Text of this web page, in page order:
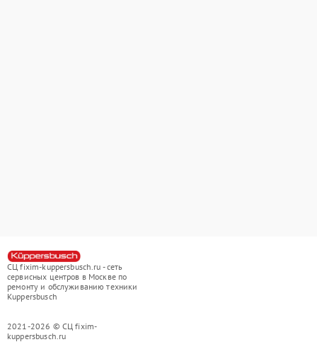
СЦ fixim-kuppersbusch.ru - сеть
сервисных центров в Москве по
ремонту и обслуживанию техники
Kuppersbusch
2021-2026 © СЦ fixim-
kuppersbusch.ru